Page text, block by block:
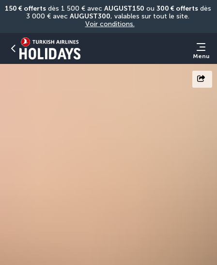
150 € offerts dès 1 500 € avec AUGUST150 ou 300 € offerts dès
3 000 € avec AUGUST300
Voir conditions.
Menu